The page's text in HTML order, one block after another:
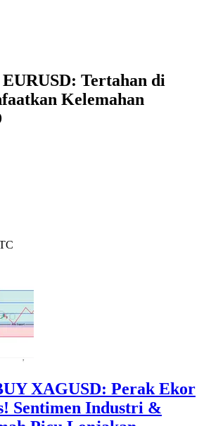
Tertahan di
Kelemahan
XAGUSD: Perak Ekor
Sentimen Industri &